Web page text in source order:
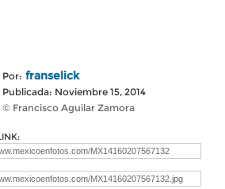
Por: franselick
Publicada: Noviembre 15, 2014
© Francisco Aguilar Zamora